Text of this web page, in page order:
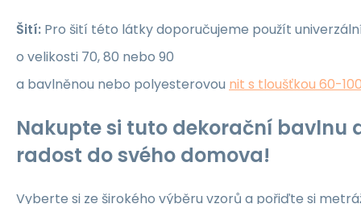
Šití: Pro šití této látky doporučujeme použít
o velikosti 70, 80 nebo 90
a bavlněnou nebo polyesterovou nit s tloušťkou 60-
Nakupte si tuto dekorační bavlnu
radost do svého domova!
Vyberte si ze širokého výběru vzorů a pořiďte si